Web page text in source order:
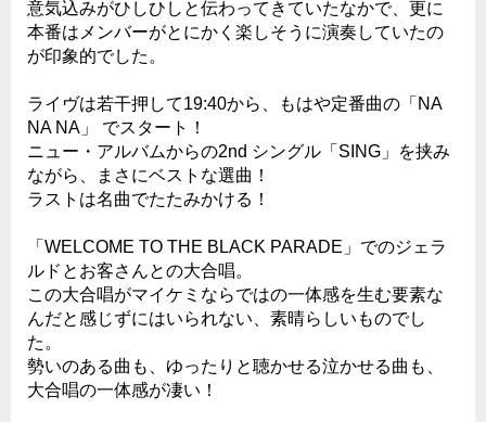
意気込みがひしひしと伝わってきていたなかで、更に
本番はメンバーがとにかく楽しそうに演奏していたの
が印象的でした。
ライヴは若干押して19:40から、もはや定番曲の「NA
NA NA」 でスタート！
ニュー・アルバムからの2nd シングル「SING」を挟み
ながら、まさにベストな選曲！
ラストは名曲でたたみかける！
「WELCOME TO THE BLACK PARADE」でのジェラ
ルドとお客さんとの大合唱。
この大合唱がマイケミならではの一体感を生む要素な
んだと感じずにはいられない、素晴らしいものでし
た。
勢いのある曲も、ゆったりと聴かせる泣かせる曲も、
大合唱の一体感が凄い！